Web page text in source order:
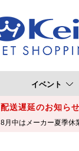
イベント
配送遅延のお知らせ
8月中はメーカー夏季休